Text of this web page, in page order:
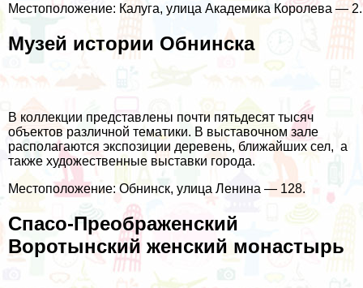
Местоположение: Калуга, улица Академика Королева — 2.
Музей истории Обнинска
В коллекции представлены почти пятьдесят тысяч
объектов различной тематики. В выставочном зале
располагаются экспозиции деревень, ближайших сел, а
также художественные выставки города.
Местоположение: Обнинск, улица Ленина — 128.
Спасо-Преображенский
Воротынский женский монастырь